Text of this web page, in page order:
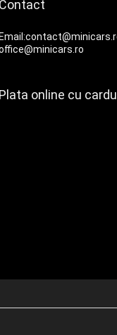
Contact
Plata online cu